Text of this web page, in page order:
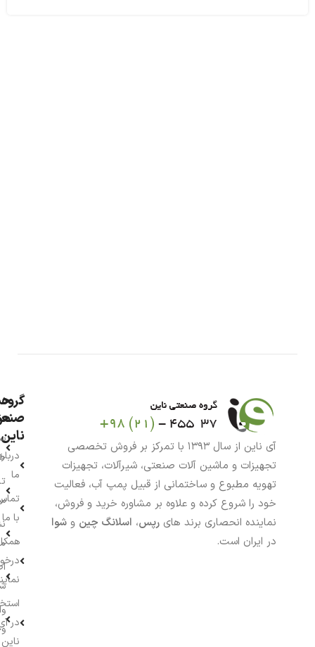
آی ناین از سال ۱۳۹۳ با تمرکز بر فروش تخصصی
تجهیزات و ماشین آلات صنعتی، شیرآلات، تجهیزات
تهویه مطبوع و ساختمانی از قبیل پمپ آب، فعالیت
خود را شروع کرده و علاوه بر مشاوره خرید و فروش،
نماینده انحصاری برند های رپس، اسلانگ چین و شوا
در ایران است.
گروه
ناین
ما
با ما
در
ناین